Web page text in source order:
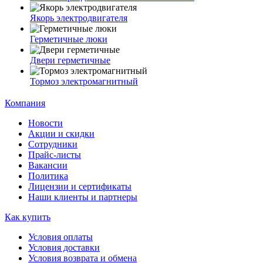
Якорь электродвигателя
Герметичные люки
Двери герметичные
Тормоз электромагнитный
Компания
Новости
Акции и скидки
Сотрудники
Прайс-листы
Вакансии
Политика
Лицензии и сертификаты
Наши клиенты и партнеры
Как купить
Условия оплаты
Условия доставки
Условия возврата и обмена